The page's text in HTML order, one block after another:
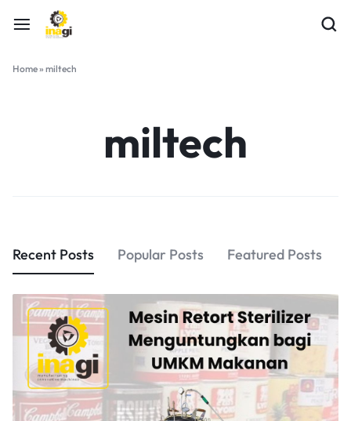
Home» miltech
miltech
Recent Posts Popular Posts Featured Posts